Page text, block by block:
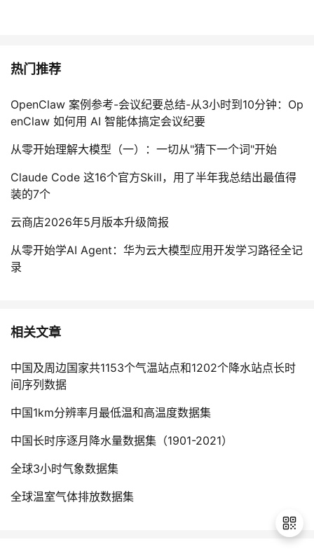
热门推荐
OpenClaw 案例参考-会议纪要总结-从3小时到10分钟：Op
enClaw 如何用 AI 智能体搞定会议纪要
从零开始理解大模型（一）：一切从"猜下一个词"开始
Claude Code 这16个官方Skill，用了半年我总结出最值得
装的7个
云商店2026年5月版本升级简报
从零开始学AI Agent：华为云大模型应用开发学习路径全记
录
相关文章
中国及周边国家共1153个气温站点和1202个降水站点长时
间序列数据
中国1km分辨率月最低温和高温度数据集
中国长时序逐月降水量数据集（1901-2021）
全球3小时气象数据集
全球温室气体排放数据集